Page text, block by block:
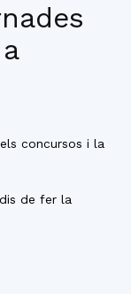
concursos i la
de fer la